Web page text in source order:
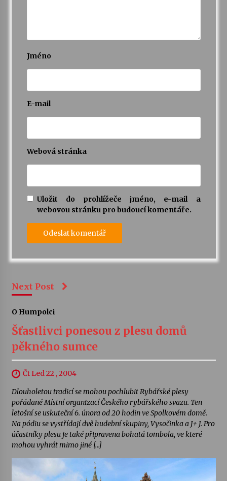
Petr Adamec – Malovaný svět
Jméno
E-mail
Webová stránka
Uložit do prohlížeče jméno, e-mail a
webovou stránku pro budoucí komentáře.
Next Post
O Humpolci
Šťastlivci ponesou z plesu domů
pěkného sumce
Čt Led 22 , 2004
Dlouholetou tradicí se mohou pochlubit Rybářské plesy
pořádané Místní organizací Českého rybářského svazu. Ten
letošní se uskuteční 6. února od 20 hodin ve Spolkovém domě.
Na pódiu se vystřídají dvě hudební skupiny, Vysočinka a J+ J. Pro
účastníky plesu je také připravena bohatá tombola, ve které
mohou vyhrát mimo jiné […]